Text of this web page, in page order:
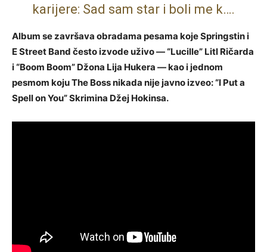
karijere: Sad sam star i boli me k….
Album se završava obradama pesama koje Springstin i
E Street Band često izvode uživo — “Lucille” Litl Ričarda
i “Boom Boom” Džona Lija Hukera — kao i jednom
pesmom koju The Boss nikada nije javno izveo: “I Put a
Spell on You” Skrimina Džej Hokinsa.